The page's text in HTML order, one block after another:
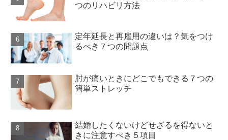
つのリハビリ方法
定年延長と再雇用の違いは？気をつけ
るべき７つの問題点
肘が痛いときにどこでもできる７つの
簡単ストレッチ
結婚したくないけどせざるを得ないと
きに注意すべき５項目